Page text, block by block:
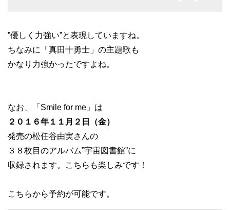
”優しく力強い”と表現していますね。
ちなみに「真田十勇士」の主題歌も
かなり力強かったですよね。
なお、「Smile for me」は
２０１６年１１月２日（金）
発売の松任谷由実さんの
３８枚目のアルバム”宇宙図書館”に
収録されます。こちらも楽しみです！
こちらから予約が可能です。